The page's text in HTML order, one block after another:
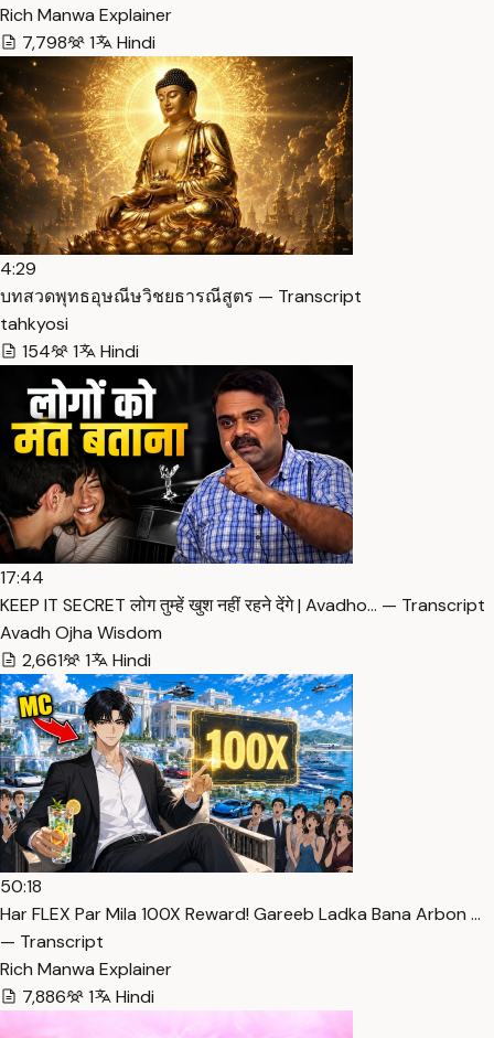
Rich Manwa Explainer
7,798
1 Hindi
4:29
บทสวดพุทธอุษณีษวิชยธารณีสูตร — Transcript
tahkyosi
154
1 Hindi
17:44
KEEP IT SECRET लोग तुम्हें खुश नहीं रहने देंगे | Avadho… — Transcript
Avadh Ojha Wisdom
2,661
1 Hindi
50:18
Har FLEX Par Mila 100X Reward! Gareeb Ladka Bana Arbon …
— Transcript
Rich Manwa Explainer
7,886
1 Hindi